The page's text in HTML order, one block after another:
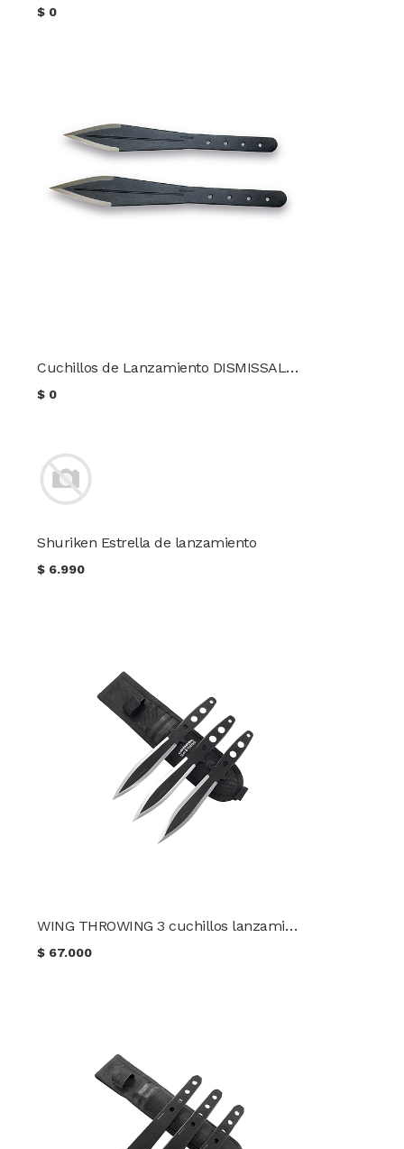
$ 0
Cuchillos de Lanzamiento DISMISSAL THROWER Condor TK
$ 0
Shuriken Estrella de lanzamiento
$ 6.990
WING THROWING 3 cuchillos lanzamiento CONDOR TK
$ 67.000